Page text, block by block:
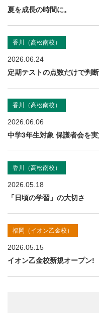
夏を成長の時間に。
香川（高松南校）
2026.06.24
定期テストの点数だけで判
香川（高松南校）
2026.06.06
中学3年生対象 保護者会を実
香川（高松南校）
2026.05.18
「日頃の学習」の大切さ
福岡（イオン乙金校）
2026.05.15
イオン乙金校新規オープン!